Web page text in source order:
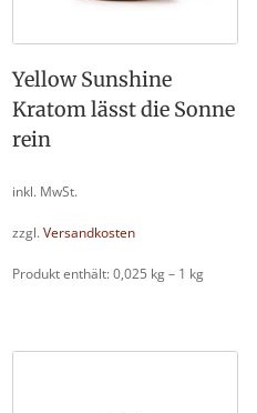
Yellow Sunshine
Kratom lässt die Sonne
rein
inkl. MwSt.
zzgl.Versandkosten
Produkt enthält: 0,025 kg– 1 kg